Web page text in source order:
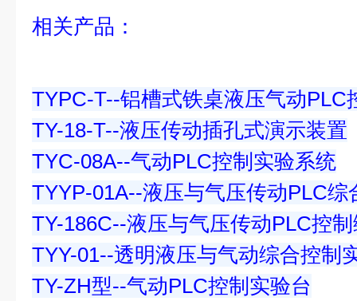
相关产品：
TYPC-T--铝槽式铁桌液压气动PLC
TY-18-T--液压传动插孔式演示装置
TYC-08A--气动PLC控制实验系统
TYYP-01A--液压与气压传动PLC
TY-186C--液压与气压传动PLC控
TYY-01--透明液压与气动综合控制
TY-ZH型--气动PLC控制实验台